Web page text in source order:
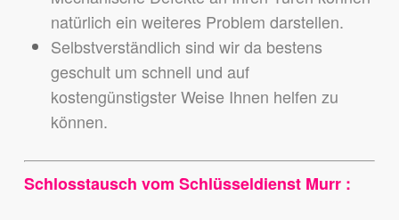
natürlich ein weiteres Problem darstellen.
Selbstverständlich sind wir da bestens
geschult um schnell und auf
kostengünstigster Weise Ihnen helfen zu
können.
Schlosstausch vom Schlüsseldienst Murr :